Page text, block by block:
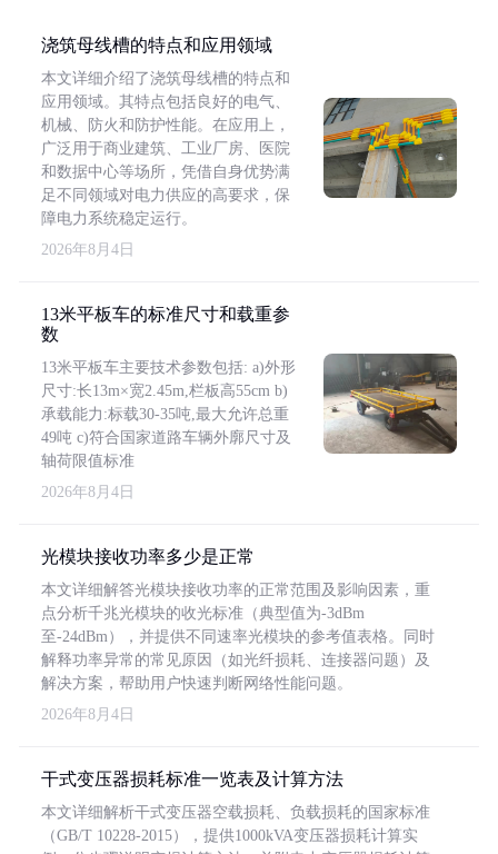
浇筑母线槽的特点和应用领域
本文详细介绍了浇筑母线槽的特点和
应用领域。其特点包括良好的电气、
机械、防火和防护性能。在应用上，
广泛用于商业建筑、工业厂房、医院
和数据中心等场所，凭借自身优势满
足不同领域对电力供应的高要求，保
障电力系统稳定运行。
2026年8月4日
13米平板车的标准尺寸和载重参
数
13米平板车主要技术参数包括: a)外形
尺寸:长13m×宽2.45m,栏板高55cm b)
承载能力:标载30-35吨,最大允许总重
49吨 c)符合国家道路车辆外廓尺寸及
轴荷限值标准
2026年8月4日
光模块接收功率多少是正常
本文详细解答光模块接收功率的正常范围及影响因素，重
点分析千兆光模块的收光标准（典型值为-3dBm
至-24dBm），并提供不同速率光模块的参考值表格。同时
解释功率异常的常见原因（如光纤损耗、连接器问题）及
解决方案，帮助用户快速判断网络性能问题。
2026年8月4日
干式变压器损耗标准一览表及计算方法
本文详细解析干式变压器空载损耗、负载损耗的国家标准
（GB/T 10228-2015），提供1000kVA变压器损耗计算实